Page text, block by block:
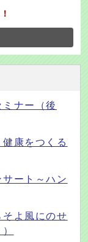
ナー（後
康をつくる
ート～ハン
よ風にのせ